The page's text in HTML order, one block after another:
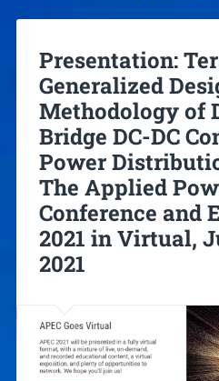
Presentation:
Generalized
Methodology of
Bridge DC-DC
Power
The Applied
Conference and
2021 in Virtual,
2021